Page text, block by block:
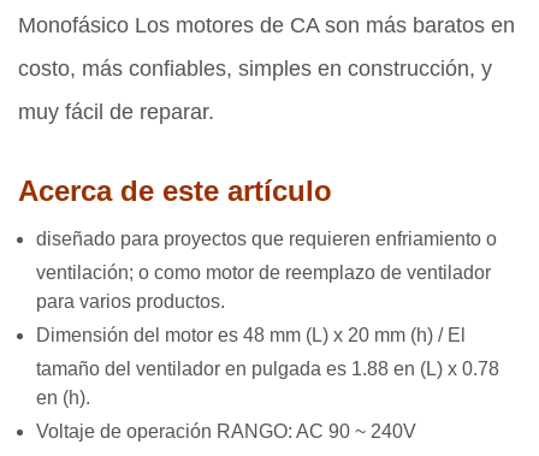
Monofásico Los motores de CA son más baratos en
costo, más confiables, simples en construcción, y
muy fácil de reparar.
Acerca de este artículo
diseñado para proyectos que requieren enfriamiento o
ventilación; o como motor de reemplazo de ventilador
para varios productos.
Dimensión del motor es 48 mm (L) x 20 mm (h) / El
tamaño del ventilador en pulgada es 1.88 en (L) x 0.78
en (h).
Voltaje de operación RANGO: AC 90 ~ 240V